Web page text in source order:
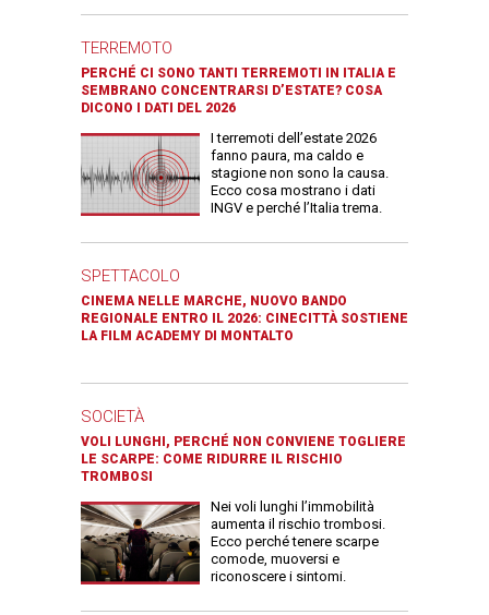
TERREMOTO
PERCHÉ CI SONO TANTI TERREMOTI IN ITALIA E
SEMBRANO CONCENTRARSI D’ESTATE? COSA
DICONO I DATI DEL 2026
I terremoti dell’estate 2026
fanno paura, ma caldo e
stagione non sono la causa.
Ecco cosa mostrano i dati
INGV e perché l’Italia trema.
SPETTACOLO
CINEMA NELLE MARCHE, NUOVO BANDO
REGIONALE ENTRO IL 2026: CINECITTÀ SOSTIENE
LA FILM ACADEMY DI MONTALTO
SOCIETÀ
VOLI LUNGHI, PERCHÉ NON CONVIENE TOGLIERE
LE SCARPE: COME RIDURRE IL RISCHIO
TROMBOSI
Nei voli lunghi l’immobilità
aumenta il rischio trombosi.
Ecco perché tenere scarpe
comode, muoversi e
riconoscere i sintomi.